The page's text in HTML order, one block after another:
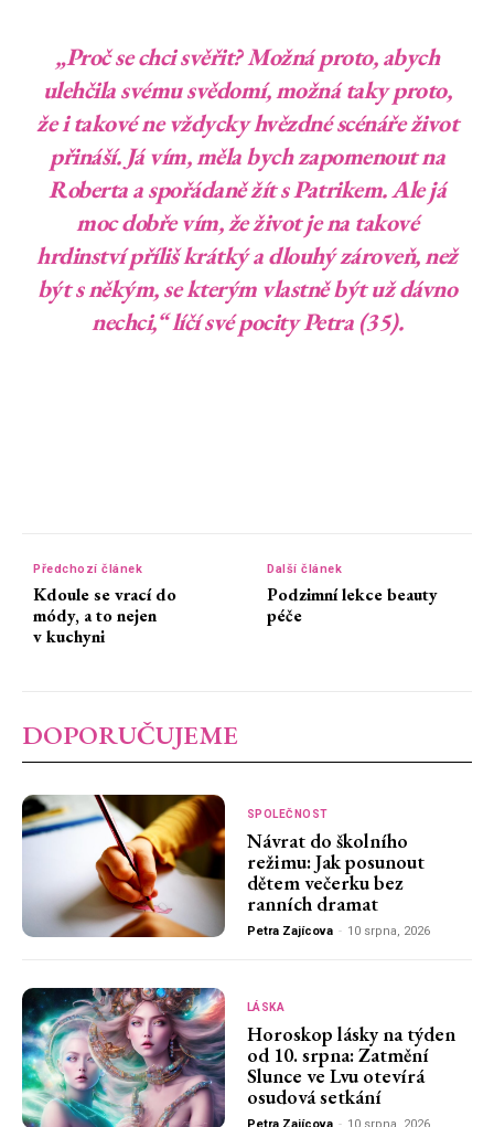
„Proč se chci svěřit? Možná proto, abych
ulehčila svému svědomí, možná taky proto,
že i takové ne vždycky hvězdné scénáře život
přináší. Já vím, měla bych zapomenout na
Roberta a spořádaně žít s Patrikem. Ale já
moc dobře vím, že život je na takové
hrdinství příliš krátký a dlouhý zároveň, než
být s někým, se kterým vlastně být už dávno
nechci,“ líčí své pocity Petra (35).
Předchozí článek
Kdoule se vrací do
módy, a to nejen
v kuchyni
Další článek
Podzimní lekce beauty
péče
DOPORUČUJEME
SPOLEČNOST
Návrat do školního
režimu: Jak posunout
dětem večerku bez
ranních dramat
Petra Zajícova - 10 srpna, 2026
LÁSKA
Horoskop lásky na týden
od 10. srpna: Zatmění
Slunce ve Lvu otevírá
osudová setkání